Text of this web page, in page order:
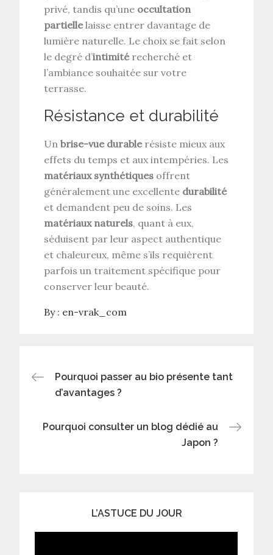
privé, tandis qu’une occultation
partiellelaisse entrer davantage de
lumière naturelle. Le choix se fait selon
le degré d’intimitérecherché et
l’ambiance souhaitée sur votre
terrasse.
Résistance et durabilité
Unbrise-vue durablerésiste mieux aux
effets du temps et aux intempéries. Les
matériaux synthétiques offrent
généralement une excellente durabilité
et demandent peu de soins. Les
matériaux naturels, quant à eux,
séduisent par leur aspect authentique
et chaleureux, même s’ils requièrent
parfois un traitement spécifique pour
conserver leur beauté.
By : en-vrak_com
Navigation
l’article
Pourquoi passer au bio présente tant
d’avantages ?
Pourquoi consulter un blog dédié au
Japon ?
L’ASTUCE DU JOUR